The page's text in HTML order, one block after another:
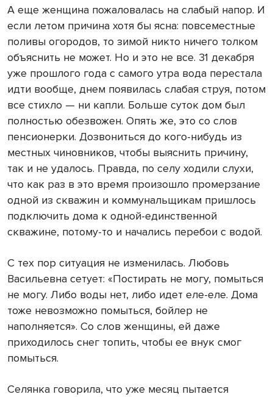
А еще женщина пожаловалась на слабый напор. И
если летом причина хотя бы ясна: повсеместные
поливы огородов, то зимой никто ничего толком
объяснить не может. Но и это не все. 31 декабря
уже прошлого года с самого утра вода перестала
идти вообще, днем появилась слабая струя, потом
все стихло — ни капли. Больше суток дом был
полностью обезвожен. Опять же, это со слов
пенсионерки. Дозвониться до кого-нибудь из
местных чиновников, чтобы выяснить причину,
так и не удалось. Правда, по селу ходили слухи,
что как раз в это время произошло промерзание
одной из скважин и коммунальщикам пришлось
подключить дома к одной-единственной
скважине, потому-то и начались перебои с водой.
С тех пор ситуация не изменилась. Любовь
Васильевна сетует: «Постирать не могу, помыться
не могу. Либо воды нет, либо идет еле-еле. Дома
тоже невозможно помыться, бойлер не
наполняется». Со слов женщины, ей даже
приходилось снег топить, чтобы ее внук смог
помыться.
Селянка говорила, что уже месяц пытается